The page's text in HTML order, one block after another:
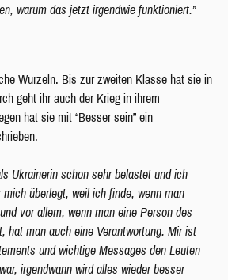
warum das jetzt irgendwie funktioniert.”
Wurzeln. Bis zur zweiten Klasse hat sie in
geht ihr auch der Krieg in ihrem
hat sie mit “Besser sein” ein
Ukrainerin schon sehr belastet und ich
überlegt, weil ich finde, wenn man
vor allem, wenn man eine Person des
hat man auch eine Verantwortung. Mir ist
und wichtige Messages den Leuten
irgendwann wird alles wieder besser